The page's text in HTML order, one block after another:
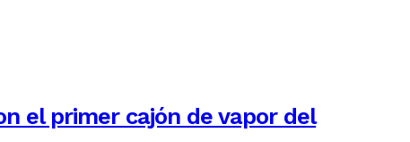
el primer cajón de vapor del